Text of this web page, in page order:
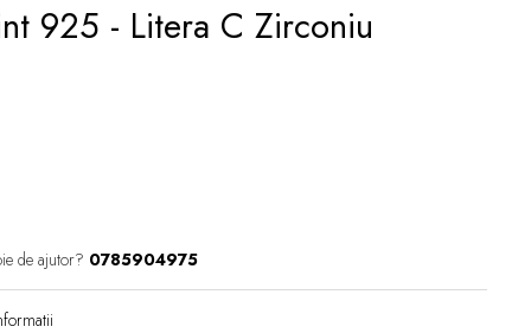
925 - Litera C Zirconiu
de ajutor? 0785904975